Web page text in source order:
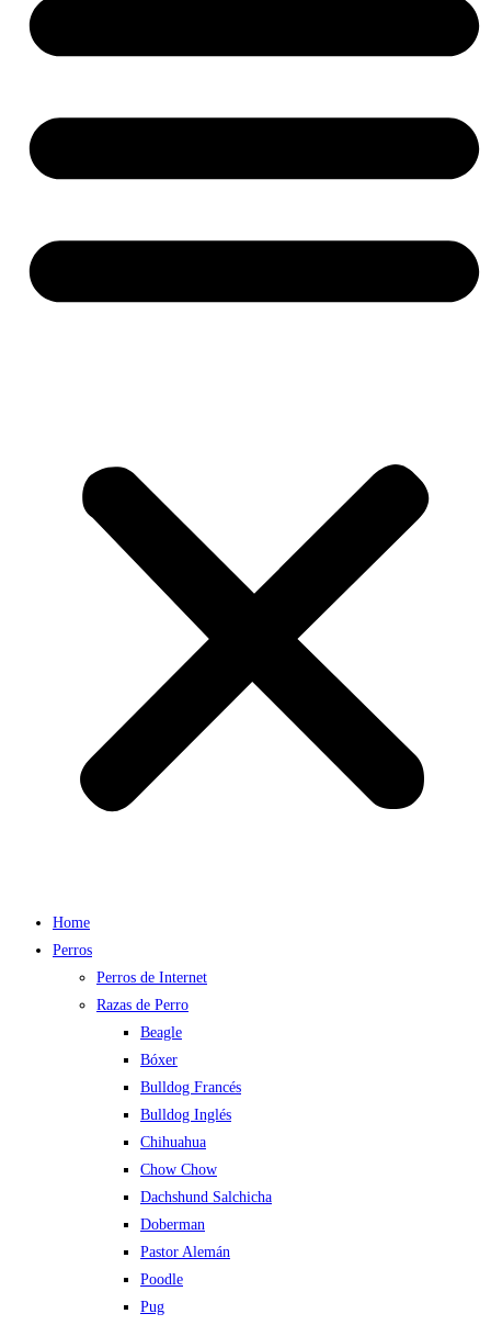
Home
Perros
Perros de Internet
Razas de Perro
Beagle
Bóxer
Bulldog Francés
Bulldog Inglés
Chihuahua
Chow Chow
Dachshund Salchicha
Doberman
Pastor Alemán
Poodle
Pug